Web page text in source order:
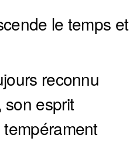
le temps et
reconnu
son esprit